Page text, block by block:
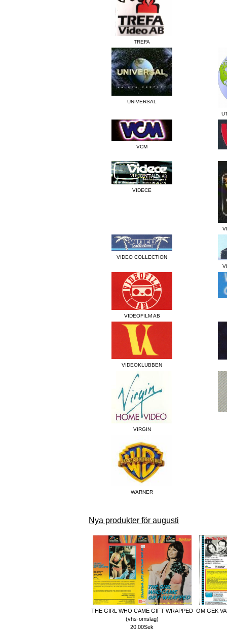
TREFA
UNIVERSAL
VCM
VIDECE
VIDEO COLLECTION
VIDEOFILM AB
VIDEOKLUBBEN
VIRGIN
WARNER
Nya produkter för augusti
THE GIRL WHO CAME GIFT-WRAPPED
(vhs-omslag)
20.00Sek
OM GEK